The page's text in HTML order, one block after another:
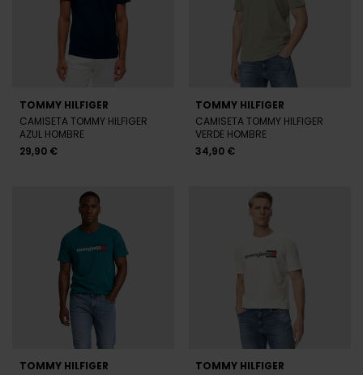
TOMMY HILFIGER
CAMISETA TOMMY HILFIGER
AZUL HOMBRE
29,90 €
TOMMY HILFIGER
CAMISETA TOMMY HILFIGER
VERDE HOMBRE
34,90 €
TOMMY HILFIGER
TOMMY HILFIGER